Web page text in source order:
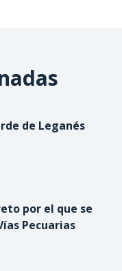
de Leganés
por el que se
Pecuarias